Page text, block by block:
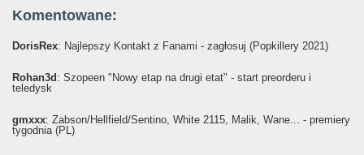
Komentowane:
DorisRex: Najlepszy Kontakt z Fanami - zagłosuj (Popkillery 2021)
Rohan3d : Szopeen "Nowy etap na drugi etat" - start preorderu i
teledysk
gmxxx: Żabson/Hellfield/Sentino, White 2115, Malik, Wane... - premiery
tygodnia (PL)